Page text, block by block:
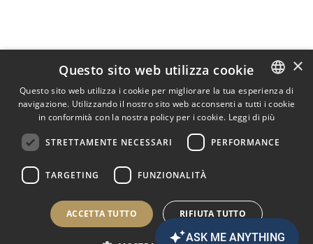
Agenzia Bélanger
Arco del Libeccio, 3/A - 33054 Lignano Pineta (UD)
Via Latisana, 65 - 33054 Lignano Sabbiadoro (UD)
ITALIAN
×
Questo sito web utilizza cookie
Questo sito web utilizza i cookie per migliorare la tua esperienza di
navigazione. Utilizzando il nostro sito web acconsenti a tutti i cookie
in conformità con la nostra policy per i cookie. Leggi di più
STRETTAMENTE NECESSARI PERFORMANCE
TARGETING FUNZIONALITÀ
ACCETTA TUTTO RIFIUTA TUTTO